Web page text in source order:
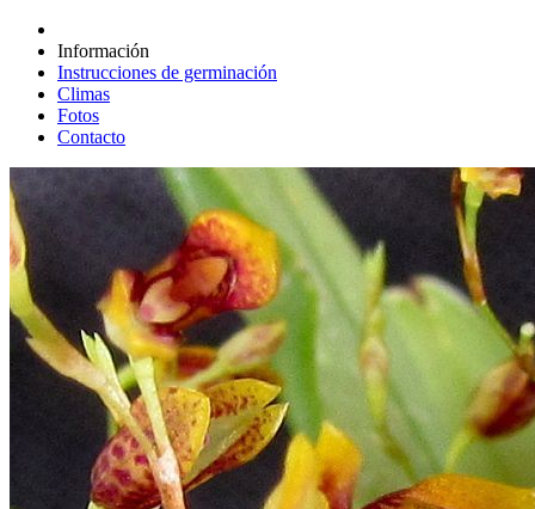
Información
Instrucciones de germinación
Climas
Fotos
Contacto